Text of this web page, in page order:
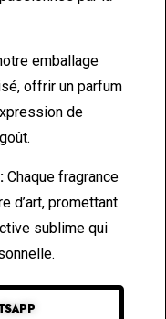
emballage
offrir un parfum
de
Chaque fragrance
d’art, promettant
sublime qui